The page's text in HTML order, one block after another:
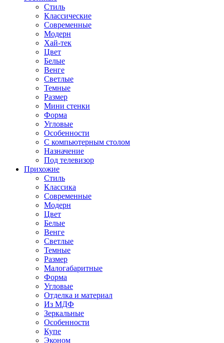
Стиль
Классические
Современные
Модерн
Хай-тек
Цвет
Белые
Венге
Светлые
Темные
Размер
Мини стенки
Форма
Угловые
Особенности
С компьютерным столом
Назначение
Под телевизор
Прихожие
Стиль
Классика
Современные
Модерн
Цвет
Белые
Венге
Светлые
Темные
Размер
Малогабаритные
Форма
Угловые
Отделка и материал
Из МДФ
Зеркальные
Особенности
Купе
Эконом